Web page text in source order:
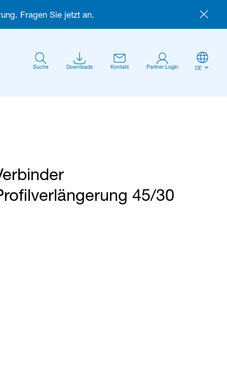
Fragen Sie jetzt an.
Suche Downloads Kontakt Partner Login DE
45/30